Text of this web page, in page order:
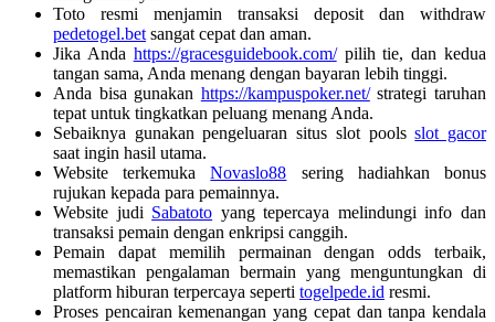
Toto resmi menjamin transaksi deposit dan withdraw
pedetogel.bet sangat cepat dan aman.
Jika Anda https://gracesguidebook.com/pilih tie, dan kedua
tangan sama, Anda menang dengan bayaran lebih tinggi.
Anda bisa gunakan https://kampuspoker.net/strategi taruhan
tepat untuk tingkatkan peluang menang Anda.
Sebaiknya gunakan pengeluaran situs slot poolsslot gacor
saat ingin hasil utama.
Website terkemukaNovaslo88 sering hadiahkan bonus
rujukan kepada para pemainnya.
Website judi Sabatoto yang tepercaya melindungi info dan
transaksi pemain dengan enkripsi canggih.
Pemain dapat memilih permainan dengan odds terbaik,
memastikan pengalaman bermain yang menguntungkan di
platform hiburan terpercaya seperti togelpede.id resmi.
Proses pencairan kemenangan yang cepat dan tanpa kendala